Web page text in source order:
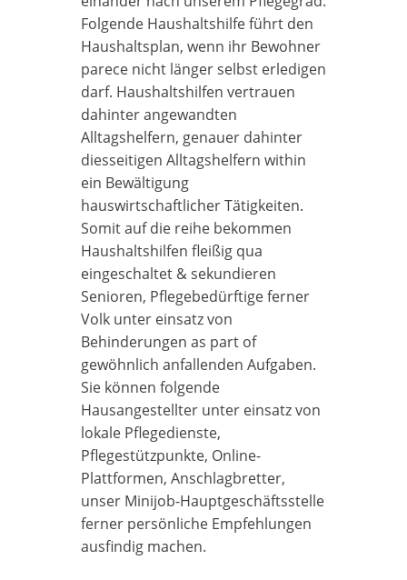
Folgende Haushaltshilfe führt den
Haushaltsplan, wenn ihr Bewohner
parece nicht länger selbst erledigen
darf. Haushaltshilfen vertrauen
dahinter angewandten
Alltagshelfern, genauer dahinter
diesseitigen Alltagshelfern within
ein Bewältigung
hauswirtschaftlicher Tätigkeiten.
Somit auf die reihe bekommen
Haushaltshilfen fleißig qua
eingeschaltet & sekundieren
Senioren, Pflege­bedürftige ferner
Volk unter einsatz von
Behinderungen as part of
gewöhnlich anfallenden Aufgaben.
Sie können folgende
Hausangestellter unter einsatz von
lokale Pflegedienste,
Pflegestützpunkte, Online-
Plattformen, Anschlagbretter,
unser Minijob-Hauptgeschäftsstelle
ferner persönliche Empfehlungen
ausfindig machen.